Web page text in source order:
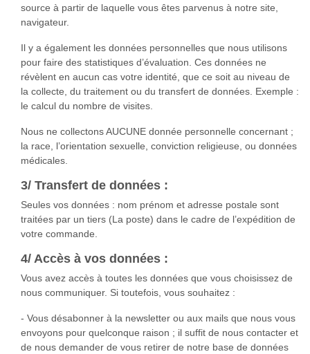
source à partir de laquelle vous êtes parvenus à notre site,
navigateur.
Il y a également les données personnelles que nous utilisons
pour faire des statistiques d’évaluation. Ces données ne
révèlent en aucun cas votre identité, que ce soit au niveau de
la collecte, du traitement ou du transfert de données. Exemple :
le calcul du nombre de visites.
Nous ne collectons AUCUNE donnée personnelle concernant ;
la race, l’orientation sexuelle, conviction religieuse, ou données
médicales.
3/ Transfert de données :
Seules vos données : nom prénom et adresse postale sont
traitées par un tiers (La poste) dans le cadre de l’expédition de
votre commande.
4/ Accès à vos données :
Vous avez accès à toutes les données que vous choisissez de
nous communiquer. Si toutefois, vous souhaitez :
- Vous désabonner à la newsletter ou aux mails que nous vous
envoyons pour quelconque raison ; il suffit de nous contacter et
de nous demander de vous retirer de notre base de données